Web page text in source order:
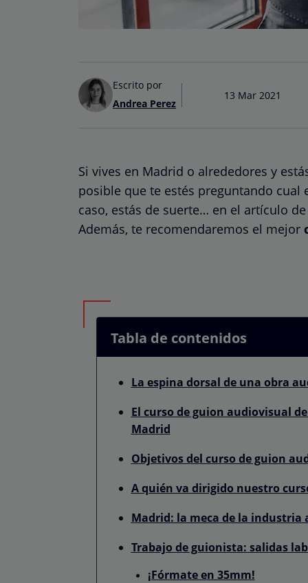
Escrito por
Andrea Perez
13 Mar 2021
Si vives en Madrid o alrededores y
posible que te estés preguntando cual
caso, estás de suerte… en el artículo
Además, te recomendaremos el mejor
Tabla de contenidos
La espina dorsal de una obra
El curso de guion audiovisual
Madrid
Objetivos del curso de guion
A quién va dirigido nuestro
Madrid: la meca de la industria
Trabajo de guionista: salidas
¡Fórmate en 35mm!